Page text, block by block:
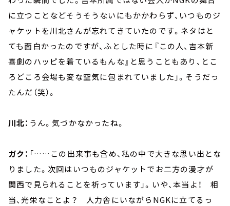
に立つことなどそうそうないにもかかわらず、いつものジ
ャケットを川北さんが忘れてきていたのです。ネタはと
ても面白かったのですが、ふとした時に『この人、吉本新
喜劇のハッピを着ているもんな』と思うこともあり、とこ
ろどころ会場も変な空気に包まれていました」。そうだっ
たんだ（笑）。
川北： うん。気づかなかったね。
ガク： 「……この出来事も含め、私の中で大きな思い出とな
りました。次回はいつものジャケットでお二方の漫才が
関西で見られることを祈っています」。いや、本当よ！ 相
当、光栄なことよ？ 人力舎にいながらNGKに立てるっ